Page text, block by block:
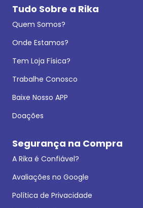
Tudo Sobre a Rika
Quem Somos?
Onde Estamos?
Tem Loja Física?
Trabalhe Conosco
Baixe Nosso APP
Doações
Segurança na Compra
A Rika é Confiável?
Avaliações no Google
Política de Privacidade